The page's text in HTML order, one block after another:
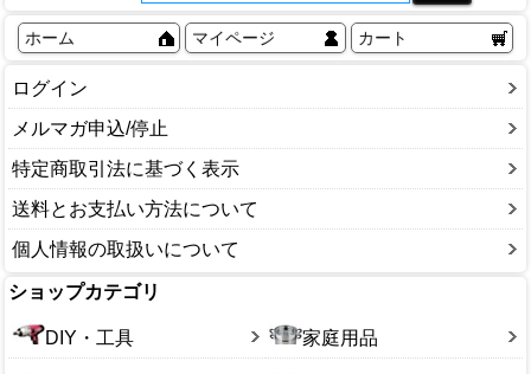
ホーム マイページ カート
ログイン
メルマガ申込/停止
特定商取引法に基づく表示
送料とお支払い方法について
個人情報の取扱いについて
ショップカテゴリ
DIY・工具 家庭用品